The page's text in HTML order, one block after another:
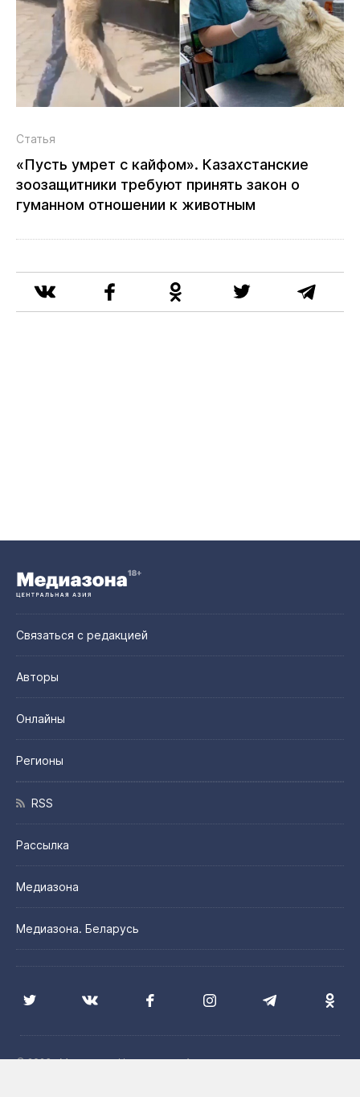
Статья
«Пусть умрет с кайфом». Казахстанские
зоозащитники требуют принять закон о
гуманном отношении к животным
Связаться с редакцией
Авторы
Онлайны
Регионы
RSS
Рассылка
Медиазона
Медиазона. Беларусь
© 2026 «Медиазона Центральная Азия»